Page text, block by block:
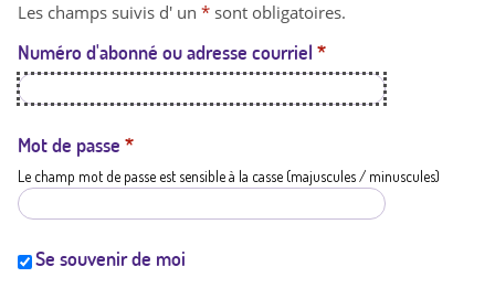
t
a
t
i
Les champs suivis d' un * sont obligatoires.
Numéro d'abonné ou adresse courriel *
Mot de passe *
Le champ mot de passe est sensible à la casse (majuscules / minuscules)
Se souvenir de moi